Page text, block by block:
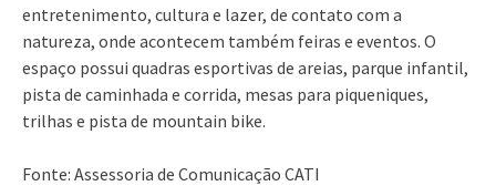
entretenimento, cultura e lazer, de contato com a
natureza, onde acontecem também feiras e eventos. O
espaço possui quadras esportivas de areias, parque infantil,
pista de caminhada e corrida, mesas para piqueniques,
trilhas e pista de mountain bike.
Fonte: Assessoria de Comunicação CATI